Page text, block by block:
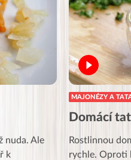
nuda. Ale
k
MAJONÉZY A
Domácí
Rostlinnou
rychle. Oproti